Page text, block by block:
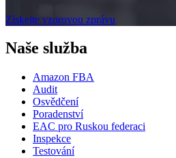
Získejte vzorovou zprávu
Naše služba
Amazon FBA
Audit
Osvědčení
Poradenství
EAC pro Ruskou federaci
Inspekce
Testování